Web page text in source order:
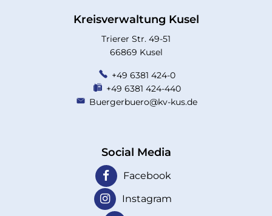
Kreisverwaltung Kusel
Trierer Str. 49-51
66869 Kusel
+49 6381 424-0
+49 6381 424-440
Buergerbuero@kv-kus.de
Social Media
Facebook
Instagram